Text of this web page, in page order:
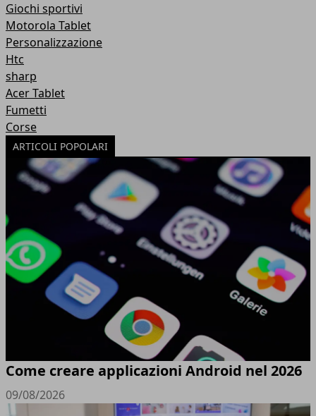
Giochi sportivi
Motorola Tablet
Personalizzazione
Htc
sharp
Acer Tablet
Fumetti
Corse
ARTICOLI POPOLARI
Come creare applicazioni Android nel 2026
09/08/2026